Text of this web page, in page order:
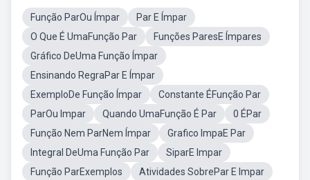
Função ParOu Ímpar
Par E Ímpar
O Que É UmaFunção Par
Funções ParesE Ímpares
Gráfico DeUma Função Ímpar
Ensinando RegraPar E Ímpar
ExemploDe Função Ímpar
Constante ÉFunção Par
ParOu Impar
Quando UmaFunção É Par
0 ÉPar
Função Nem ParNem Ímpar
Grafico ImpaE Par
Integral DeUma Função Par
SiparE Impar
Função ParExemplos
Atividades SobrePar E Impar